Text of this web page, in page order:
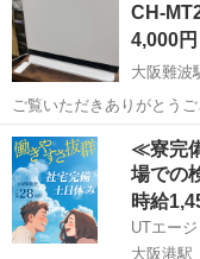
ガスファンヒーター
CH-
4,000円
大阪難波
ご覧いただきありがとうございます。 THREEUP
ーター CH-MT2436 ・即暖タイプのセラミックファンヒーター ・コン
パクトで設置場所を選ば
大阪 大阪市 大阪
セラミックファンヒー
≪寮完
場での
時給
UTエー
大阪港駅